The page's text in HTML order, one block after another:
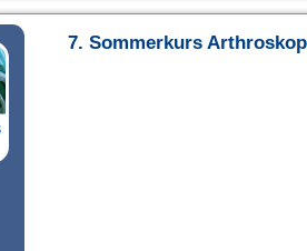
7. Sommerkurs